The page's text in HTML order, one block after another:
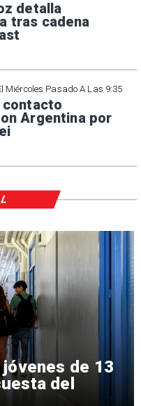
detalla
tras cadena
Miércoles Pasado A Las 9:35
contacto
Argentina por
de 13
del